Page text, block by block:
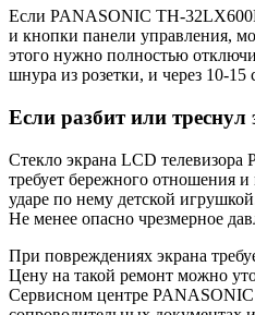
Если PANASONIC TH-
и кнопки панели управления,
этого нужно полностью
шнура из розетки, и через 10-15
Если разбит или треснул
Стекло экрана LCD
требует бережного отношения
ударе по нему детской
Не менее опасно чрезмерное
При повреждениях экрана
Цену на такой ремонт можно
Сервисном центре